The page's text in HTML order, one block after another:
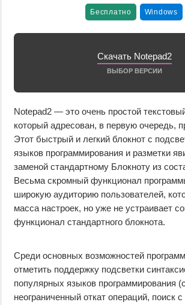
Бесплатно Windows
Скачать Notepad2
ВЫБОР ВЕРСИИ
Notepad2 — это очень простой
который адресован, в первую очередь,
Этот быстрый и легкий блокнот с
языков программирования и разметки
заменой стандартному Блокноту из
Весьма скромный функционал
широкую аудиторию пользователей,
масса настроек, но уже не устраивает
функционал стандартного блокнота.
Среди основных возможностей
отметить поддержку подсветки
популярных языков программирования
неограниченный откат операций, поиск